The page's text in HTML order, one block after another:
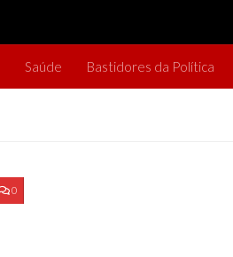
Saúde Bastidores da Política
0